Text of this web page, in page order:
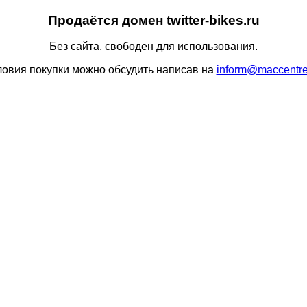
Продаётся домен twitter-bikes.ru
Без сайта, свободен для использования.
покупки можно обсудить написав на